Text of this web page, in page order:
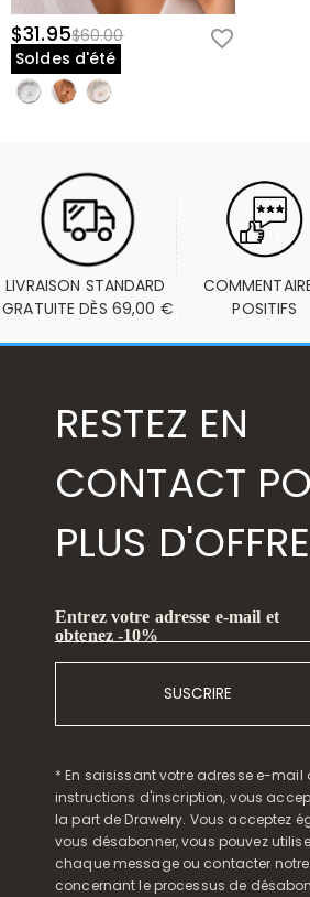
$31.95$60.00
Soldes d'été
LIVRAISON STANDARD
GRATUITE DÈS 69,00 €
POSITIFS
RESTEZ EN
CONTACT
PLUS
Entrez votre adresse e-mail et
obtenez -10%
SUSCRIRE
* En saisissant votre adresse e-mail
instructions d'inscription, vous
la part de Drawelry. Vous acceptez
vous désabonner, vous pouvez
chaque message ou contacter
concernant le processus de